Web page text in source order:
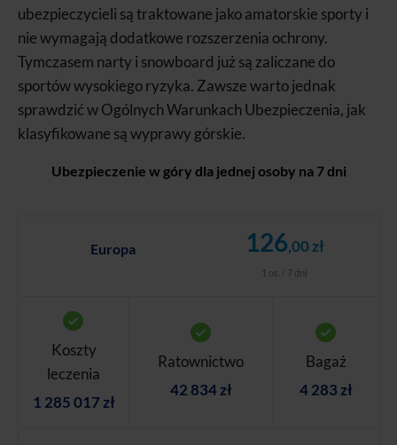
ubezpieczycieli są traktowane jako amatorskie sporty i
nie wymagają dodatkowe rozszerzenia ochrony.
Tymczasem narty i snowboard już są zaliczane do
sportów wysokiego ryzyka. Zawsze warto jednak
sprawdzić w Ogólnych Warunkach Ubezpieczenia, jak
klasyfikowane są wyprawy górskie.
Ubezpieczenie w góry dla jednej osoby na 7 dni
Europa 126,00 zł
1 os. / 7 dni
Koszty
leczenia
1 285 017 zł
Ratownictwo
42 834 zł
Bagaż
4 283 zł